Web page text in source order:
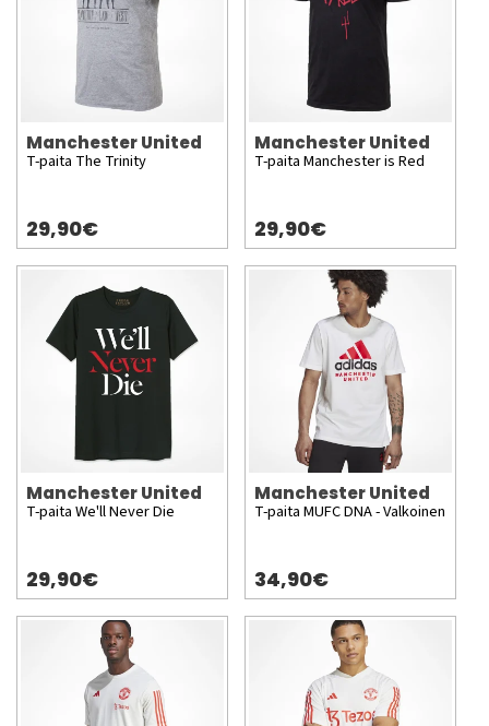
Manchester United
T-paita The Trinity
29,90€
Manchester United
T-paita Manchester is Red
29,90€
Manchester United
T-paita We'll Never Die
29,90€
Manchester United
T-paita MUFC DNA - Valkoinen
34,90€